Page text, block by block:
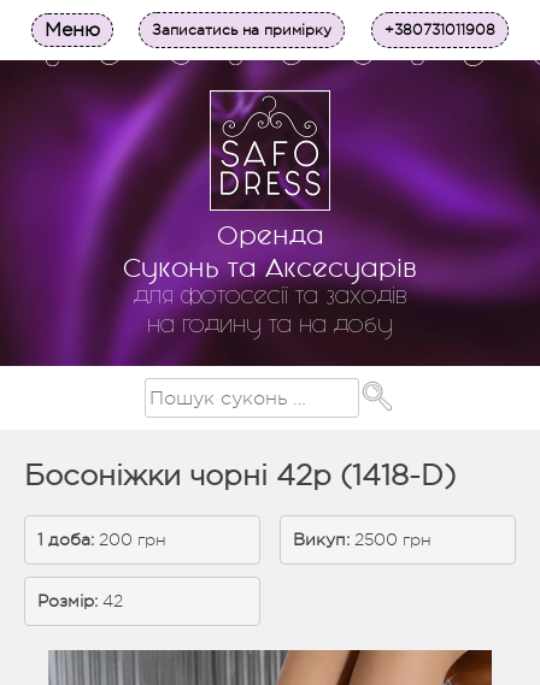
Оренда
Суконь та Аксесуарів
для фотосесії та заходів
на годину та на добу
Меню Записатись на примірку +380731011908
Босоніжки чорні 42р (1418-D)
1 доба: 200 грн Викуп: 2500 грн
Розмір: 42